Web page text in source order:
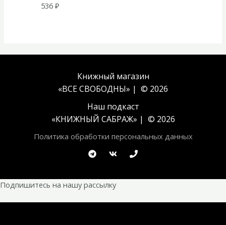
536 ₽
Книжный магазин
«ВСЕ СВОБОДНЫ» | © 2026
Наш подкаст
«КНИЖНЫЙ САБРАЖ» | © 2026
Политика обработки персональных данных
Подпишитесь на нашу рассылку